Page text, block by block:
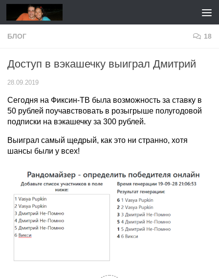
Перейти к содержимому
БЛОГ 18
Доступ в вэкашечку выиграл Дмитрий
28.09.2019
Сегодня на Фиксин-ТВ была возможность за ставку в
50 рублей поучавствовать в розыгрыше полугодовой
подписки на вэкашечку за 300 рублей.
Выиграл самый щедрый, как это ни странно, хотя
шансы были у всех!